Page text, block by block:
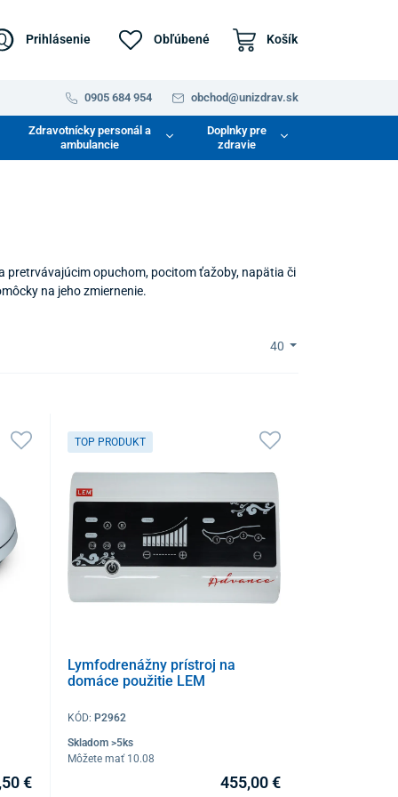
Prihlásenie Obľúbené Košík
0905 684 954 obchod@unizdrav.sk
Zdravotnícky personál a
ambulancie
Doplnky pre
zdravie
pretrvávajúcim opuchom, pocitom ťažoby, napätia či
na jeho zmiernenie.
40
€
TOP PRODUKT
Lymfodrenážny prístroj na
domáce použitie LEM
KÓD: P2962
Skladom >5ks
Môžete mať 10.08
455,00 €